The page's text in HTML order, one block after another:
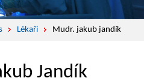
Lékaři Mudr. jakub jandík
Jandík